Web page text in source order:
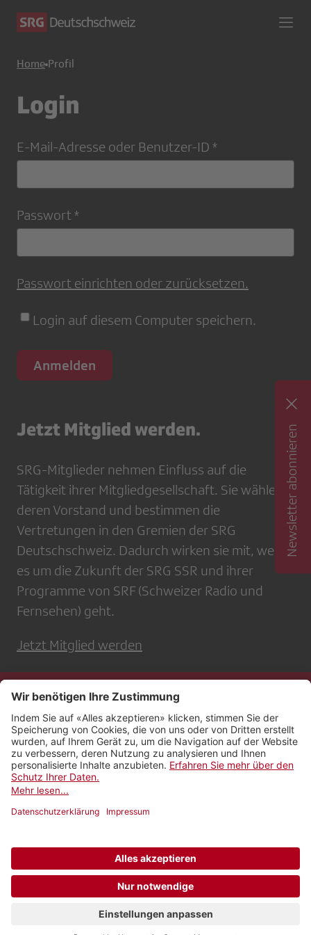
Home Profil
Login
E-Mail-Adresse oder Benutzer-ID
Passwort
Passwort einrichten oder zurücksetzen.
Login auf diesem Computer speichern.
Jetzt Mitglied werden.
SRG-Mitglieder nehmen Einfluss auf die
Tätigkeit ihrer Mitgliedgesellschaft. Sie wählen
deren Vorstand und bestimmen die
Vertretungen in den Gremien der SRG
Deutschschweiz. Dadurch wirken sie mit, wenn
es um die Zukunft der SRG SSR und ihrer
Programme von SRF (Schweizer Radio und
Fernsehen) geht.
Jetzt Mitglied werden
Newsletter abonnieren
Kontakt
Impressum
Rechtliches
Netiquette
Newsletter abonnieren